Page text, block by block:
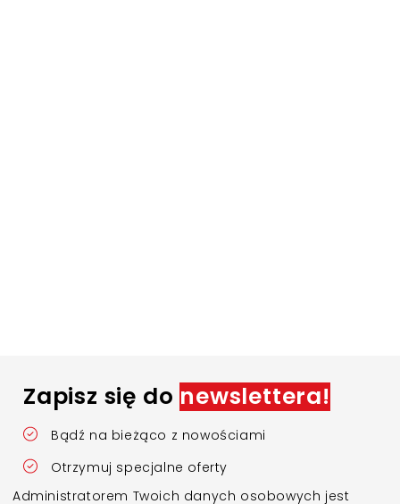
Zapisz się do newslettera!
Bądź na bieżąco z nowościami
Otrzymuj specjalne oferty
Administratorem Twoich danych osobowych jest